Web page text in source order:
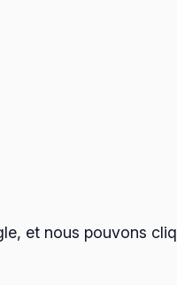
et nous pouvons